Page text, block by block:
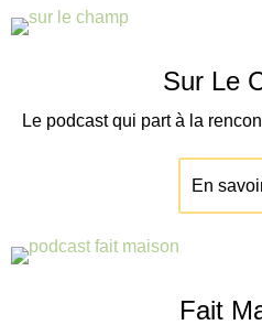
Sur Le
Le podcast qui part à la
En
Fait